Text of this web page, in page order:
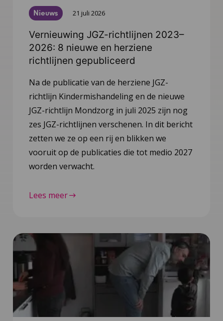
Nieuws 21 juli 2026
Vernieuwing JGZ-richtlijnen 2023–
2026: 8 nieuwe en herziene
richtlijnen gepubliceerd
Na de publicatie van de herziene JGZ-
richtlijn Kindermishandeling en de nieuwe
JGZ-richtlijn Mondzorg in juli 2025 zijn nog
zes JGZ-richtlijnen verschenen. In dit bericht
zetten we ze op een rij en blikken we
vooruit op de publicaties die tot medio 2027
worden verwacht.
Lees meer